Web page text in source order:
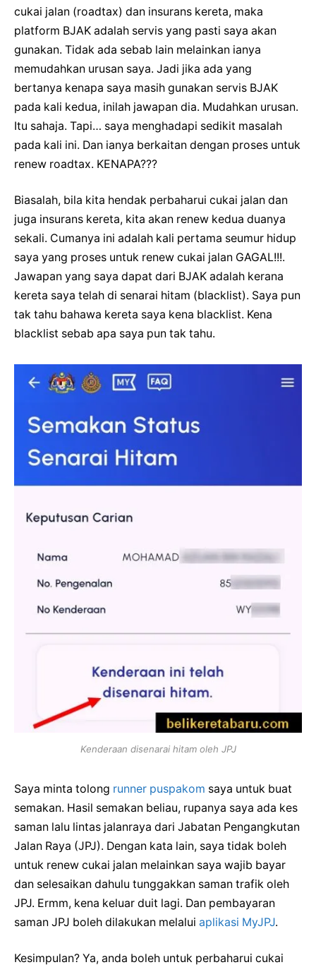
cukai jalan (roadtax) dan insurans kereta, maka
platform BJAK adalah servis yang pasti saya akan
gunakan. Tidak ada sebab lain melainkan ianya
memudahkan urusan saya. Jadi jika ada yang
bertanya kenapa saya masih gunakan servis BJAK
pada kali kedua, inilah jawapan dia. Mudahkan urusan.
Itu sahaja. Tapi… saya menghadapi sedikit masalah
pada kali ini. Dan ianya berkaitan dengan proses untuk
renew roadtax. KENAPA???
Biasalah, bila kita hendak perbaharui cukai jalan dan
juga insurans kereta, kita akan renew kedua duanya
sekali. Cumanya ini adalah kali pertama seumur hidup
saya yang proses untuk renew cukai jalan GAGAL!!!.
Jawapan yang saya dapat dari BJAK adalah kerana
kereta saya telah di senarai hitam (blacklist). Saya pun
tak tahu bahawa kereta saya kena blacklist. Kena
blacklist sebab apa saya pun tak tahu.
Kenderaan disenarai hitam oleh JPJ
Saya minta tolong runner puspakom saya untuk buat
semakan. Hasil semakan beliau, rupanya saya ada kes
saman lalu lintas jalanraya dari Jabatan Pengangkutan
Jalan Raya (JPJ). Dengan kata lain, saya tidak boleh
untuk renew cukai jalan melainkan saya wajib bayar
dan selesaikan dahulu tunggakkan saman trafik oleh
JPJ. Ermm, kena keluar duit lagi. Dan pembayaran
saman JPJ boleh dilakukan melalui aplikasi MyJPJ.
Kesimpulan? Ya, anda boleh untuk perbaharui cukai